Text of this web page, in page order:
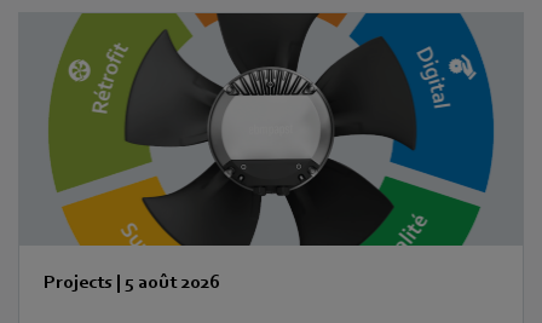
Projects 5 août 2026